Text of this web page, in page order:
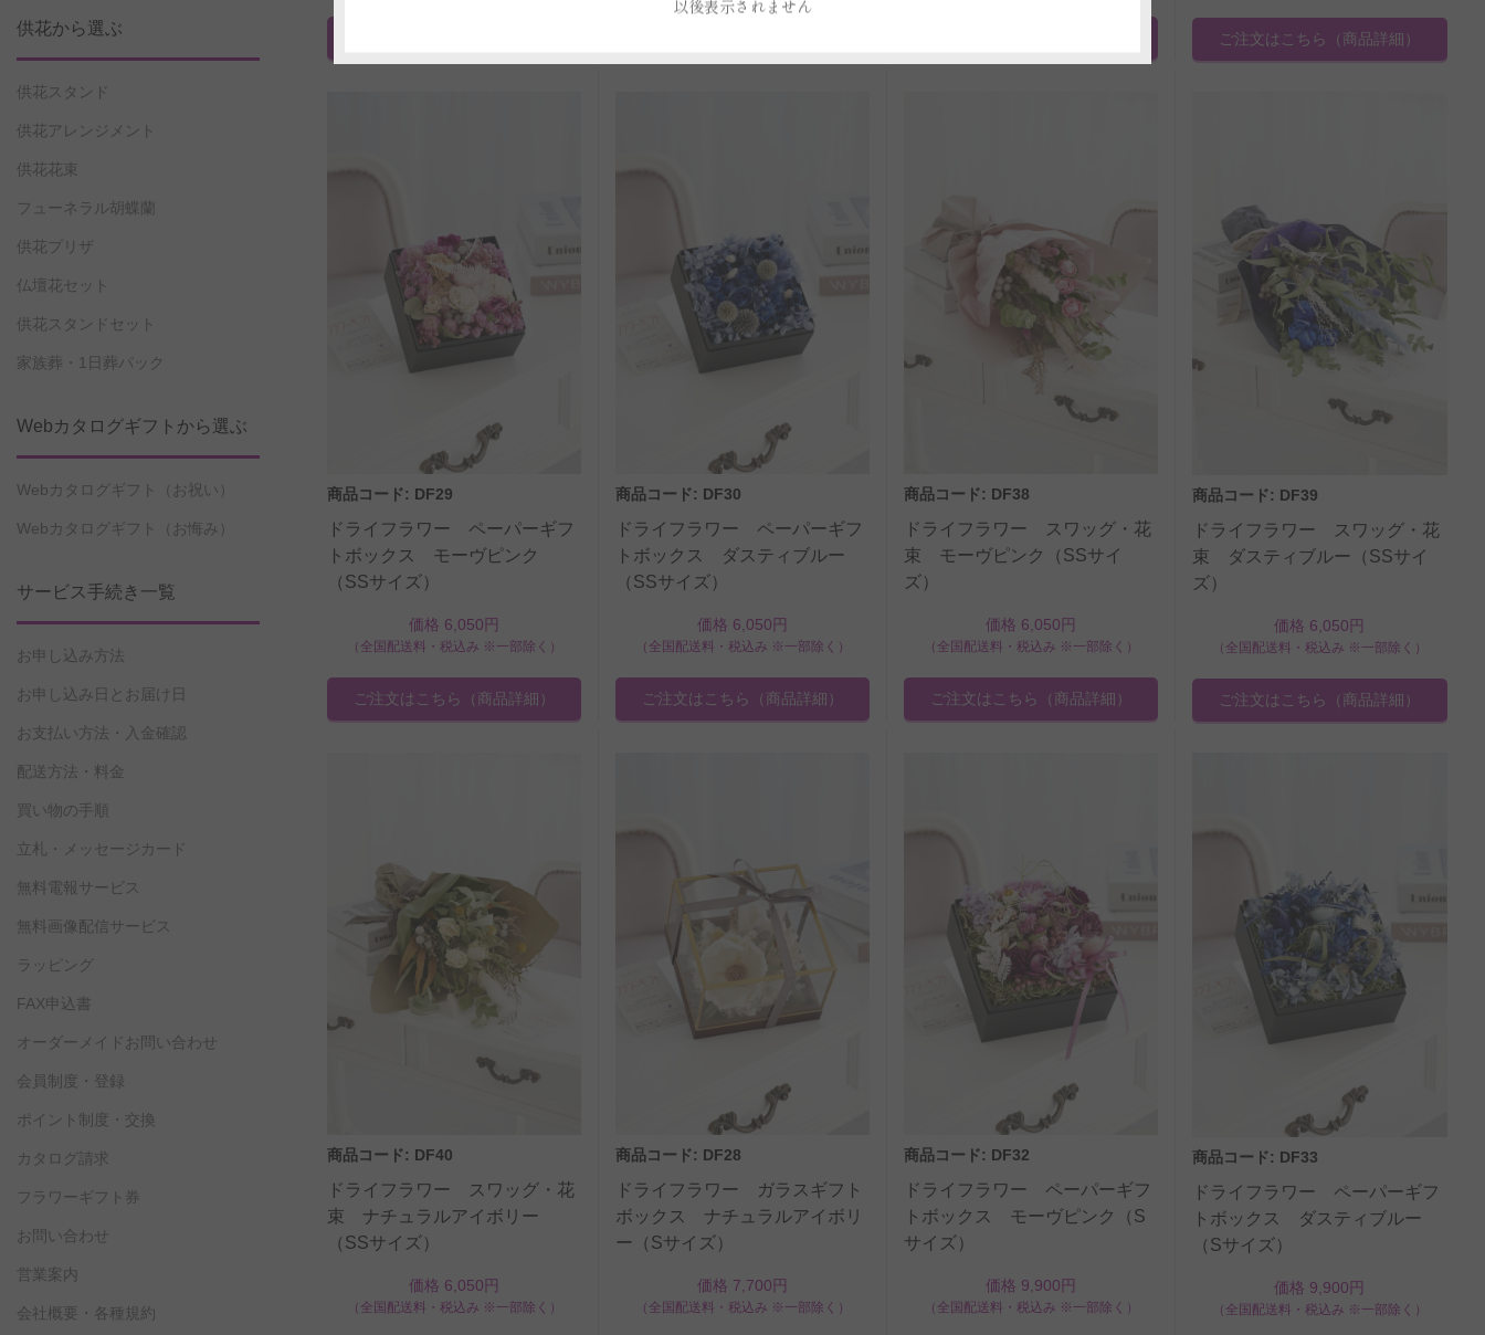
ご注文はこちら （商品詳細）
商品コード: DF29
ドライフラワー ペーパーギフ
トボックス モーヴピンク
（SSサイズ）
価格 6,050円
（全国配送料・税込み ※一部除く）
ご注文はこちら （商品詳細）
商品コード: DF30
ドライフラワー ペーパーギフ
トボックス ダスティブルー
（SSサイズ）
価格 6,050円
（全国配送料・税込み ※一部除く）
ご注文はこちら （商品詳細）
商品コード: DF38
ドライフラワー スワッグ・花
束 モーヴピンク（SSサイ
ズ）
価格 6,050円
（全国配送料・税込み ※一部除く）
ご注文はこちら （商品詳細）
商品コード: DF39
ドライフラワー スワッグ・花
束 ダスティブルー（SSサイ
ズ）
価格 6,050円
（全国配送料・税込み ※一部除く）
ご注文はこちら （商品詳細）
商品コード: DF40
ドライフラワー スワッグ・花
束 ナチュラルアイボリー
（SSサイズ）
価格 6,050円
（全国配送料・税込み ※一部除く）
商品コード: DF28
ドライフラワー ガラスギフト
ボックス ナチュラルアイボリ
ー（Sサイズ）
価格 7,700円
（全国配送料・税込み ※一部除く）
商品コード: DF32
ドライフラワー ペーパーギフ
トボックス モーヴピンク（S
サイズ）
価格 9,900円
（全国配送料・税込み ※一部除く）
商品コード: DF33
ドライフラワー ペーパーギフ
トボックス ダスティブルー
（Sサイズ）
価格 9,900円
（全国配送料・税込み ※一部除く）
供花から選ぶ
供花スタンド
供花アレンジメント
供花花束
フューネラル胡蝶蘭
供花プリザ
仏壇花セット
供花スタンドセット
家族葬・1日葬パック
Webカタログギフトから選ぶ
Webカタログギフト（お祝い）
Webカタログギフト（お悔み）
サービス手続き一覧
お申し込み方法
お申し込み日とお届け日
お支払い方法・入金確認
配送方法・料金
買い物の手順
立札・メッセージカード
無料電報サービス
無料画像配信サービス
ラッピング
FAX申込書
オーダーメイドお問い合わせ
会員制度・登録
ポイント制度・交換
カタログ請求
フラワーギフト券
お問い合わせ
営業案内
会社概要・各種規約
以後表示されません